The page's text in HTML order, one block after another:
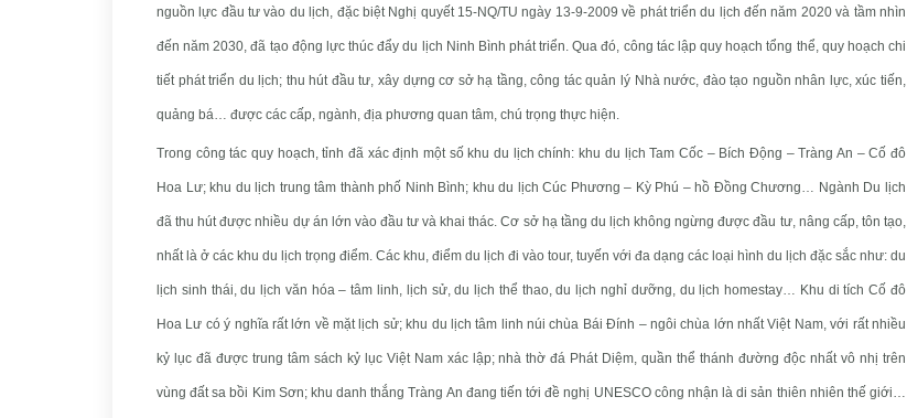
nguồn lực đầu tư vào du lịch, đặc biệt Nghị quyết 15-NQ/TU ngày 13-9-2009 về phát triển du lịch đến năm 2020 và tầm nhìn
đến năm 2030, đã tạo động lực thúc đẩy du lịch Ninh Bình phát triển. Qua đó, công tác lập quy hoạch tổng thể, quy hoạch chi
tiết phát triển du lịch; thu hút đầu tư, xây dựng cơ sở hạ tầng, công tác quản lý Nhà nước, đào tạo nguồn nhân lực, xúc tiến,
quảng bá… được các cấp, ngành, địa phương quan tâm, chú trọng thực hiện.
Trong công tác quy hoạch, tỉnh đã xác định một số khu du lịch chính: khu du lịch Tam Cốc – Bích Động – Tràng An – Cố đô
Hoa Lư; khu du lịch trung tâm thành phố Ninh Bình; khu du lịch Cúc Phương – Kỳ Phú – hồ Đồng Chương… Ngành Du lịch
đã thu hút được nhiều dự án lớn vào đầu tư và khai thác. Cơ sở hạ tầng du lịch không ngừng được đầu tư, nâng cấp, tôn tạo,
nhất là ở các khu du lịch trọng điểm. Các khu, điểm du lịch đi vào tour, tuyến với đa dạng các loại hình du lịch đặc sắc như: du
lịch sinh thái, du lịch văn hóa – tâm linh, lịch sử, du lịch thể thao, du lịch nghỉ dưỡng, du lịch homestay… Khu di tích Cố đô
Hoa Lư có ý nghĩa rất lớn về mặt lịch sử; khu du lịch tâm linh núi chùa Bái Đính – ngôi chùa lớn nhất Việt Nam, với rất nhiều
kỷ lục đã được trung tâm sách kỷ lục Việt Nam xác lập; nhà thờ đá Phát Diệm, quần thể thánh đường độc nhất vô nhị trên
vùng đất sa bồi Kim Sơn; khu danh thắng Tràng An đang tiến tới đề nghị UNESCO công nhận là di sản thiên nhiên thế giới…